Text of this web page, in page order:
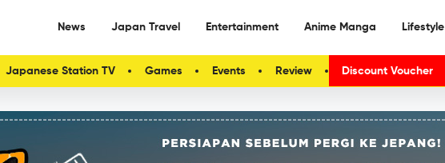
News Japan Travel Entertainment Anime Manga Lifestyle
Japanese Station TV Games Events Review Discount Voucher